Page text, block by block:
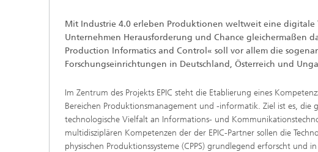
Mit Industrie 4.0 erleben Produktionen weltweit eine
Unternehmen Herausforderung und Chance gleichermaßen
Production Informatics and Control« soll vor allem die
Forschungseinrichtungen in Deutschland, Österreich und
Im Zentrum des Projekts EPIC steht die Etablierung eines
Bereichen Produktionsmanagement und -informatik. Ziel ist es,
technologische Vielfalt an Informations- und
multidisziplären Kompetenzen der der EPIC-Partner sollen die
physischen Produktionssysteme (CPPS) grundlegend erforscht